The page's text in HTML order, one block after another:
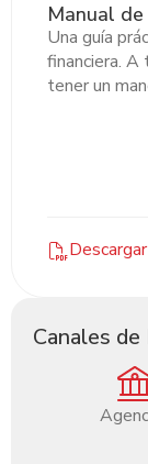
Manual de
Una guía
financiera. A
tener un
Descargar
Canales de